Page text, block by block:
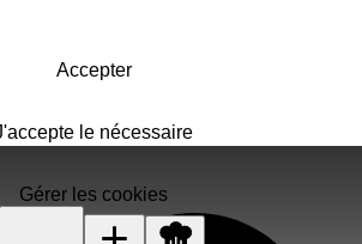
Accepter
le nécessaire
Gérer les cookies